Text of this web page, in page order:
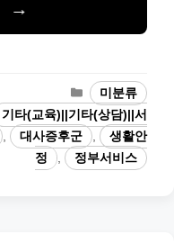
카
테
고
리
미분류
기타(교육)||기타(상담)||서
대사증후군
생활안
정
정부서비스